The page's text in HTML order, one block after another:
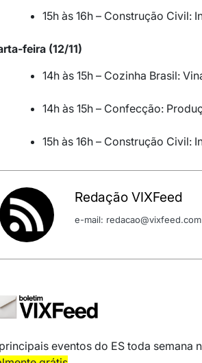
15h às 16h – Construção Civil:
feira (12/11)
14h às 15h – Cozinha Brasil:
14h às 15h – Confecção:
15h às 16h – Construção Civil:
Redação VIXFeed
e-mail: redacao@vixfeed.com
eventos do ES toda semana